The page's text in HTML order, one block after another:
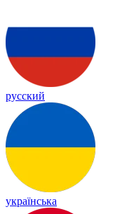
русский
українська